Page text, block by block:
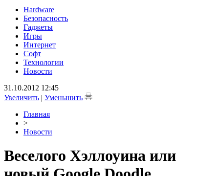
Hardware
Безопасность
Гаджеты
Игры
Интернет
Софт
Технологии
Новости
31.10.2012 12:45
Увеличить | Уменьшить
Главная
>
Новости
Веселого Хэллоуина или